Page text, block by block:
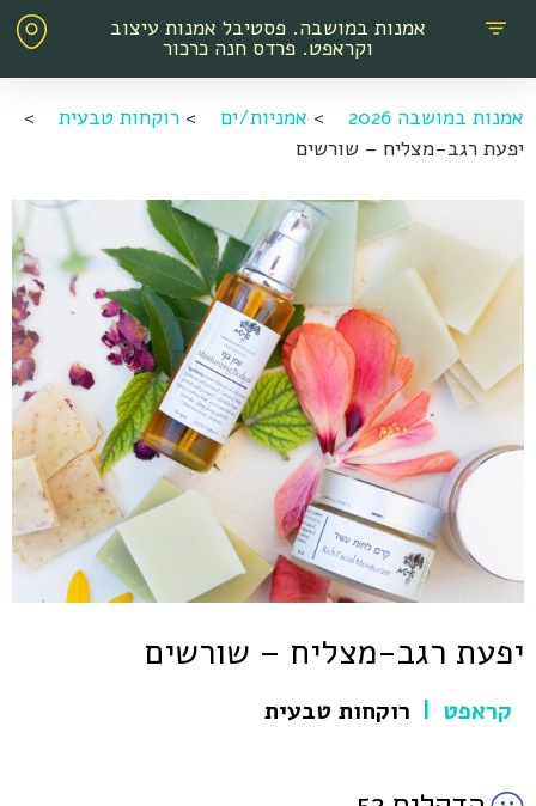
אמנות במושבה. פסטיבל אמנות עיצוב
וקראפט. פרדס חנה כרכור
אמנות במושבה 2026 > אמניות/ים > רוקחות טבעית
>
יפעת רגב-מצליח – שורשים
יפעת רגב-מצליח – שורשים
קראפט רוקחות טבעית